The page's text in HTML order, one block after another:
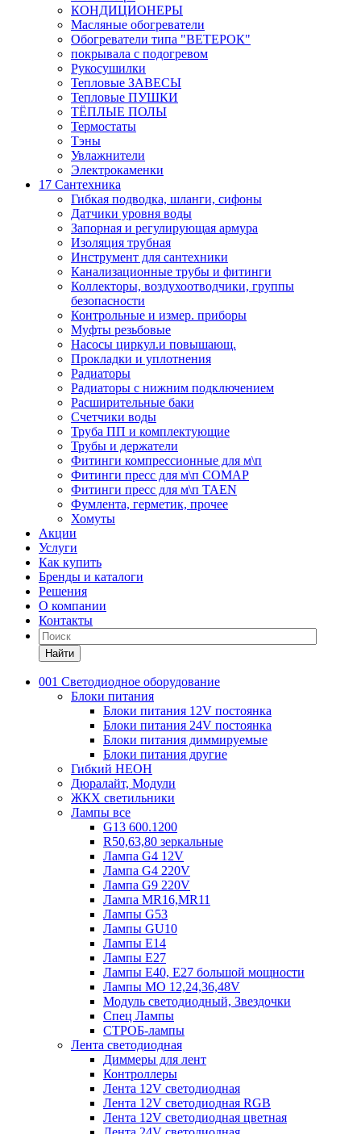
КОНДИЦИОНЕРЫ
Масляные обогреватели
Обогреватели типа "ВЕТЕРОК"
покрывала с подогревом
Рукосушилки
Тепловые ЗАВЕСЫ
Тепловые ПУШКИ
ТЁПЛЫЕ ПОЛЫ
Термостаты
Тэны
Увлажнители
Электрокаменки
17 Сантехника
Гибкая подводка, шланги, сифоны
Датчики уровня воды
Запорная и регулирующая армура
Изоляция трубная
Инструмент для сантехники
Канализационные трубы и фитинги
Коллекторы, воздухоотводчики, группы
безопасности
Контрольные и измер. приборы
Муфты резьбовые
Насосы циркул.и повышающ.
Прокладки и уплотнения
Радиаторы
Радиаторы с нижним подключением
Расширительные баки
Счетчики воды
Труба ПП и комплектующие
Трубы и держатели
Фитинги компрессионные для м\п
Фитинги пресс для м\п COMAP
Фитинги пресс для м\п TAEN
Фумлента, герметик, прочее
Хомуты
Акции
Услуги
Как купить
Бренды и каталоги
Решения
О компании
Контакты
Найти
001 Светодиодное оборудование
Блоки питания
Блоки питания 12V постоянка
Блоки питания 24V постоянка
Блоки питания диммируемые
Блоки питания другие
Гибкий НЕОН
Дюралайт, Модули
ЖКХ светильники
Лампы все
G13 600.1200
R50,63,80 зеркальные
Лампа G4 12V
Лампа G4 220V
Лампа G9 220V
Лампа MR16,MR11
Лампы G53
Лампы GU10
Лампы Е14
Лампы Е27
Лампы Е40, Е27 большой мощности
Лампы МО 12,24,36,48V
Модуль светодиодный, Звездочки
Спец Лампы
СТРОБ-лампы
Лента светодиодная
Диммеры для лент
Контроллеры
Лента 12V светодиодная
Лента 12V светодиодная RGB
Лента 12V светодиодная цветная